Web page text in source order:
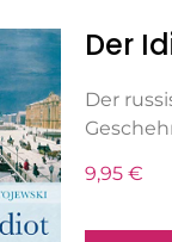
Der
Der
9,95 €